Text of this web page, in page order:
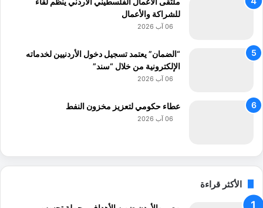
ق
ة
؟
للشراكة والأعمال
06 آب 2026
“الضمان” يعتمد تسجيل دخول الأردنيين لخدماته
الإلكترونية من خلال “سند”
06 آب 2026
عطاء حكومي لتعزيز مخزون النفط
06 آب 2026
الأكثر قراءة